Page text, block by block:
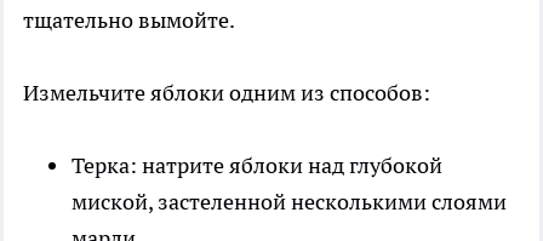
тщательно вымойте.
Измельчите яблоки одним из способов:
Терка: натрите яблоки над глубокой
миской, застеленной несколькими слоями